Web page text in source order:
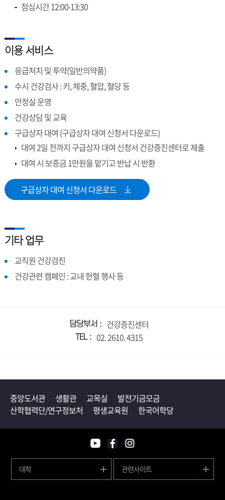
점심시간 12:00-13:30
이용 서비스
응급처치 및 투약(일반의약품)
수시 건강검사 : 키, 체중, 혈압, 혈당 등
안정실 운영
건강상담 및 교육
구급상자 대여 (구급상자 대여 신청서 다운로드)
대여 2일 전까지 구급상자 대여 신청서 건강증진센터로 제출
대여 시 보증금 1만원을 맡기고 반납 시 반환
구급상자 대여 신청서 다운로드
기타 업무
교직원 건강검진
건강관련 캠페인 : 교내 헌혈 행사 등
담당부서 건강증진센터
TEL 02. 2610. 4315
중앙도서관 생활관 교목실
발전기금모금
산학협력단/연구정보처
평생교육원 한국어학당
대학 관련사이트